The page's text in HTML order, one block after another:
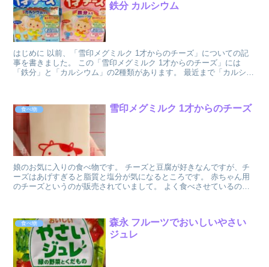
鉄分 カルシウム
はじめに 以前、「雪印メグミルク 1才からのチーズ」についての記
事を書きました。 この「雪印メグミルク 1才からのチーズ」には
「鉄分」と「カルシウム」の2種類があります。 最近まで「カルシウ
食べ物 雪印メグミルク 1才からのチーズ
娘のお気に入りの食べ物です。 チーズと豆腐が好きなんですが、チ
ーズはあげすぎると脂質と塩分が気になるところです。 赤ちゃん用
のチーズというのが販売されていまして。 よく食べさせているのが
食べ物
森永 フルーツでおいしいやさい
ジュレ